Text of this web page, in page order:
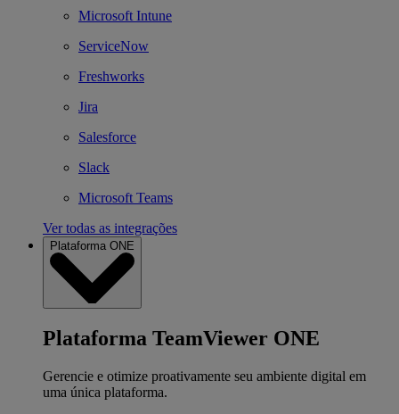
Microsoft Intune
ServiceNow
Freshworks
Jira
Salesforce
Slack
Microsoft Teams
Ver todas as integrações
Plataforma ONE
Plataforma TeamViewer ONE
Gerencie e otimize proativamente seu ambiente digital em
uma única plataforma.